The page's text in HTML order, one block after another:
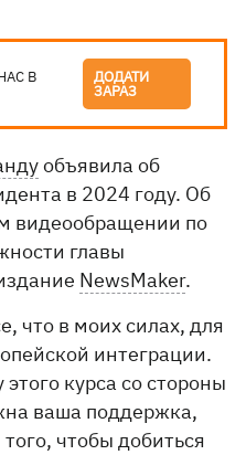
В ДОДАТИ
ЗАРАЗ
объявила об
в 2024 году. Об
видеообращении по
главы
NewsMaker.
что в моих силах, для
интеграции.
курса со стороны
ваша поддержка,
чтобы добиться